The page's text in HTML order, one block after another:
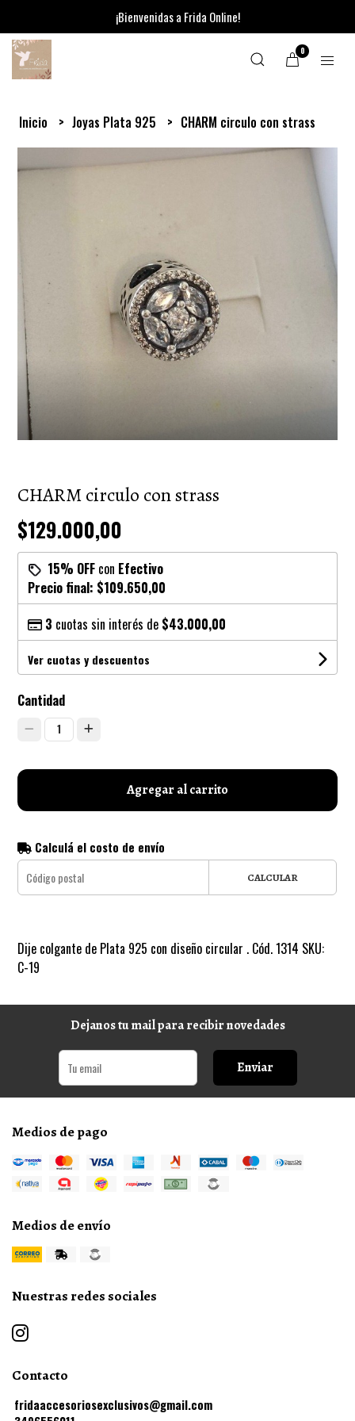
¡Bienvenidas a Frida Online!
0
Inicio Joyas Plata 925 CHARM circulo con strass
CHARM circulo con strass
$129.000,00
15% OFF con Efectivo
Precio final: $109.650,00
3 cuotas sin interés de $43.000,00
Ver cuotas y descuentos
Cantidad
1
Agregar al carrito
Calculá el costo de envío
CALCULAR
Dije colgante de Plata 925 con diseño circular . Cód. 1314 SKU:
C-19
Dejanos tu mail para recibir novedades
Enviar
Medios de pago
Medios de envío
Nuestras redes sociales
Contacto
fridaaccesoriosexclusivos@gmail.com